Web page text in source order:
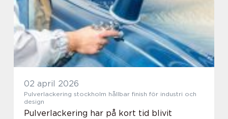
02 april 2026
Pulverlackering stockholm hållbar finish för industri och
design
Pulverlackering har på kort tid blivit